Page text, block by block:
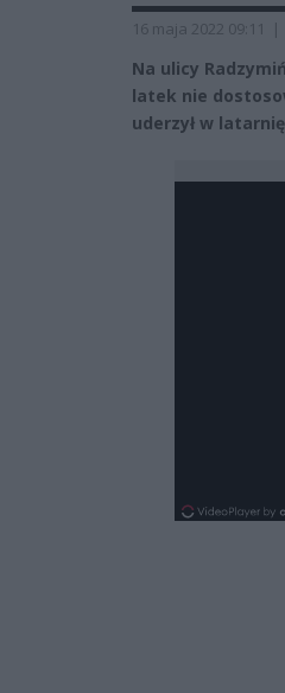
16 maja 2022 09:11 |
Na ulicy
latek nie
uderzył w